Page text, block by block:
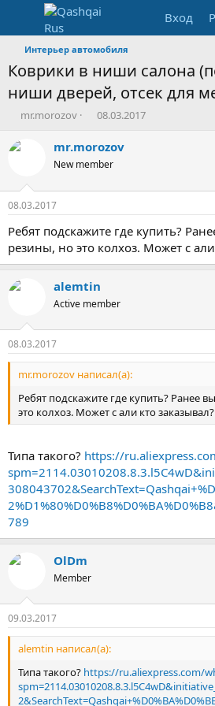
Вход
Интерьер автомобиля
Коврики в ниши салона
ниши дверей, отсек для
А
т
т
е
м
ы
mr.morozov
Д
т
а
н
а
л
08.03.2017
mr.morozov
New member
08.03.2017
Ребят подскажите где купить?
резины, но это колхоз. Может с
alemtin
Active member
08.03.2017
mr.morozov написал(а):
Ребят подскажите где купить? Ранее
это колхоз. Может с али кто заказывал?
Типа такого? https://
789
OlDm
Member
09.03.2017
alemtin написал(а):
Типа такого? https://ru.aliexpress.com/